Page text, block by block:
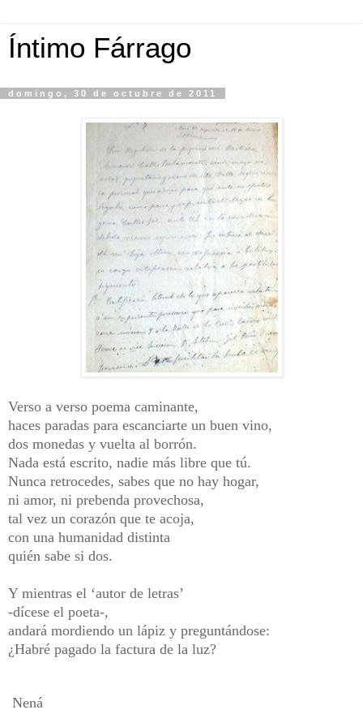
Íntimo Fárrago
domingo, 30 de octubre de 2011
Verso a verso poema caminante,
haces paradas para escanciarte un buen vino,
dos monedas y vuelta al borrón.
Nada está escrito, nadie más libre que tú.
Nunca retrocedes, sabes que no hay hogar,
ni amor, ni prebenda provechosa,
tal vez un corazón que te acoja,
con una humanidad distinta
quién sabe si dos.
Y mientras el ‘autor de letras’
-dícese el poeta-,
andará mordiendo un lápiz y preguntándose:
¿Habré pagado la factura de la luz?
Nená